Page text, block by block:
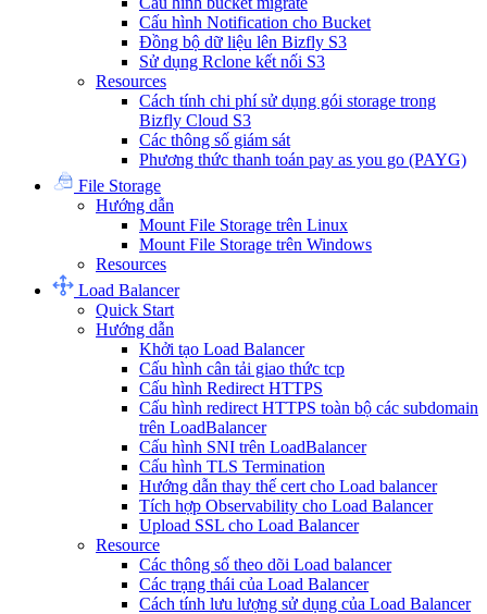
Cấu hình Notification cho Bucket
Đồng bộ dữ liệu lên Bizfly S3
Sử dụng Rclone kết nối S3
Resources
Cách tính chi phí sử dụng gói storage trong
Bizfly Cloud S3
Các thông số giám sát
Phương thức thanh toán pay as you go (PAYG)
File Storage
Hướng dẫn
Mount File Storage trên Linux
Mount File Storage trên Windows
Resources
Load Balancer
Quick Start
Hướng dẫn
Khởi tạo Load Balancer
Cấu hình cân tải giao thức tcp
Cấu hình Redirect HTTPS
Cấu hình redirect HTTPS toàn bộ các subdomain
trên LoadBalancer
Cấu hình SNI trên LoadBalancer
Cấu hình TLS Termination
Hướng dẫn thay thế cert cho Load balancer
Tích hợp Observability cho Load Balancer
Upload SSL cho Load Balancer
Resource
Các thông số theo dõi Load balancer
Các trạng thái của Load Balancer
Cách tính lưu lượng sử dụng của Load Balancer